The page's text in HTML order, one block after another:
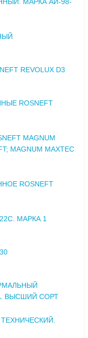
МАРКА АИ-98-
REVOLUX D3
ROSNEFT
MAGNUM
MAGNUM MAXTEC
ROSNEFT
МАРКА 1
ВЫСШИЙ СОРТ